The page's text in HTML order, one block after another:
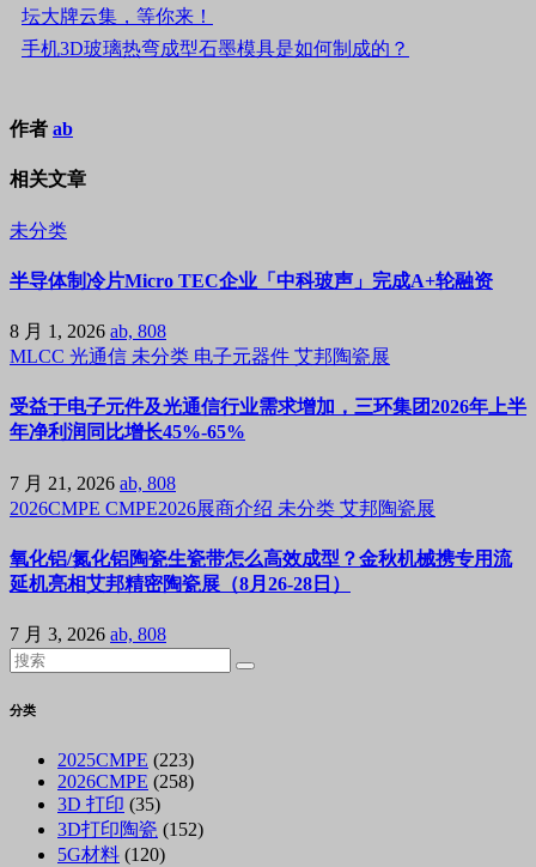
坛大牌云集，等你来！
手机3D玻璃热弯成型石墨模具是如何制成的？
作者 ab
相关文章
未分类
半导体制冷片Micro TEC企业「中科玻声」完成A+轮融资
8 月 1, 2026 ab, 808
MLCC 光通信 未分类 电子元器件 艾邦陶瓷展
受益于电子元件及光通信行业需求增加，三环集团2026年上半
年净利润同比增长45%-65%
7 月 21, 2026 ab, 808
2026CMPE CMPE2026展商介绍 未分类 艾邦陶瓷展
氧化铝/氮化铝陶瓷生瓷带怎么高效成型？金秋机械携专用流
延机亮相艾邦精密陶瓷展（8月26-28日）
7 月 3, 2026 ab, 808
分类
2025CMPE (223)
2026CMPE (258)
3D 打印 (35)
3D打印陶瓷 (152)
5G材料 (120)